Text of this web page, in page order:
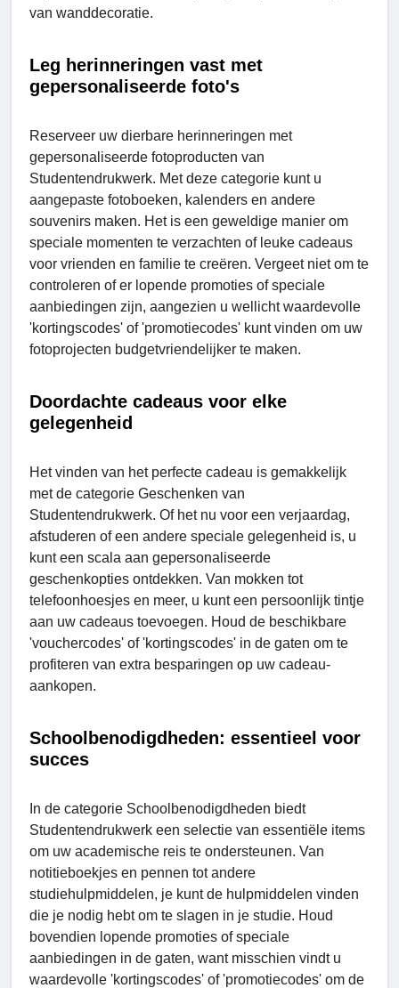
van wanddecoratie.
Leg herinneringen vast met
gepersonaliseerde foto's
Reserveer uw dierbare herinneringen met
gepersonaliseerde fotoproducten van
Studеntеndrukwеrk. Met deze categorie kunt u
aangepaste fotoboeken, kalenders en andere
souvenirs maken. Het is een geweldige manier om
speciale momenten te verzachten of leuke cadeaus
voor vrienden en familie te creëren. Vergeet niet om te
controleren of er lopende promoties of speciale
aanbiedingen zijn, aangezien u wellicht waardevolle
'kortingscodes' of 'promotiecodes' kunt vinden om uw
fotoprojecten budgetvriendelijker te maken.
Doordachte cadeaus voor elke
gelegenheid
Het vinden van het perfecte cadeau is gemakkelijk
met de categorie Geschenken van
Studеntеndrukwerk. Of het nu voor een verjaardag,
afstuderen of een andere speciale gelegenheid is, u
kunt een scala aan gepersonaliseerde
geschenkopties ontdekken. Van mokken tot
telefoonhoesjes en meer, u kunt een persoonlijk tintje
aan uw cadeaus toevoegen. Houd de beschikbare
'vouchercodes' of 'kortingscodes' in de gaten om te
profiteren van extra besparingen op uw cadeau-
aankopen.
Schoolbenodigdheden: essentieel voor
succes
In de categorie Schoolbenodigdheden biedt
Studеntеndrukwerk een selectie van essentiële items
om uw academische reis te ondersteunen. Van
notitieboekjes en pennen tot andere
studiehulpmiddelen, je kunt de hulpmiddelen vinden
die je nodig hebt om te slagen in je studie. Houd
bovendien lopende promoties of speciale
aanbiedingen in de gaten, want misschien vindt u
waardevolle 'kortingscodes' of 'promotiecodes' om de